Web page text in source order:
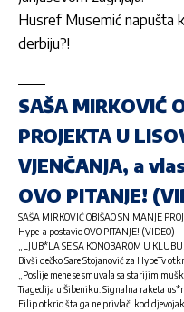
Husref Musemić napušta
derbiju?!
SAŠA MIRKOVIĆ
PROJEKTA U
VJENČANJA, a
OVO PITANJE!
SAŠA MIRKOVIĆ OBIŠAO SNIMANJE
Hype-a postavio OVO PITANJE! (VIDEO)
„LJUB*LA SE SA KONOBAROM U
Bivši dečko Sare Stojanović za HypeTv
„Poslije mene se smuvala sa starijim
Tragedija u Šibeniku: Signalna raketa
Filip otkrio šta ga ne privlači kod